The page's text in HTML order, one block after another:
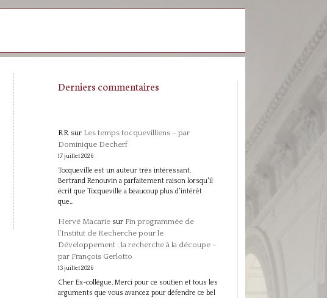
Derniers commentaires
RRsur Les temps tocquevilliens – par
Dominique Decherf
17 juillet 2026
Tocqueville est un auteur très intéressant.
Bertrand Renouvin a parfaitement raison lorsqu'il
écrit que Tocqueville a beaucoup plus d'intérêt
que…
Hervé Macariesur Fin programmée de
l’Institut de Recherche pour le
Développement : la recherche à la découpe –
par François Gerlotto
13 juillet 2026
Cher Ex-collègue, Merci pour ce soutien et tous les
arguments que vous avancez pour défendre ce bel